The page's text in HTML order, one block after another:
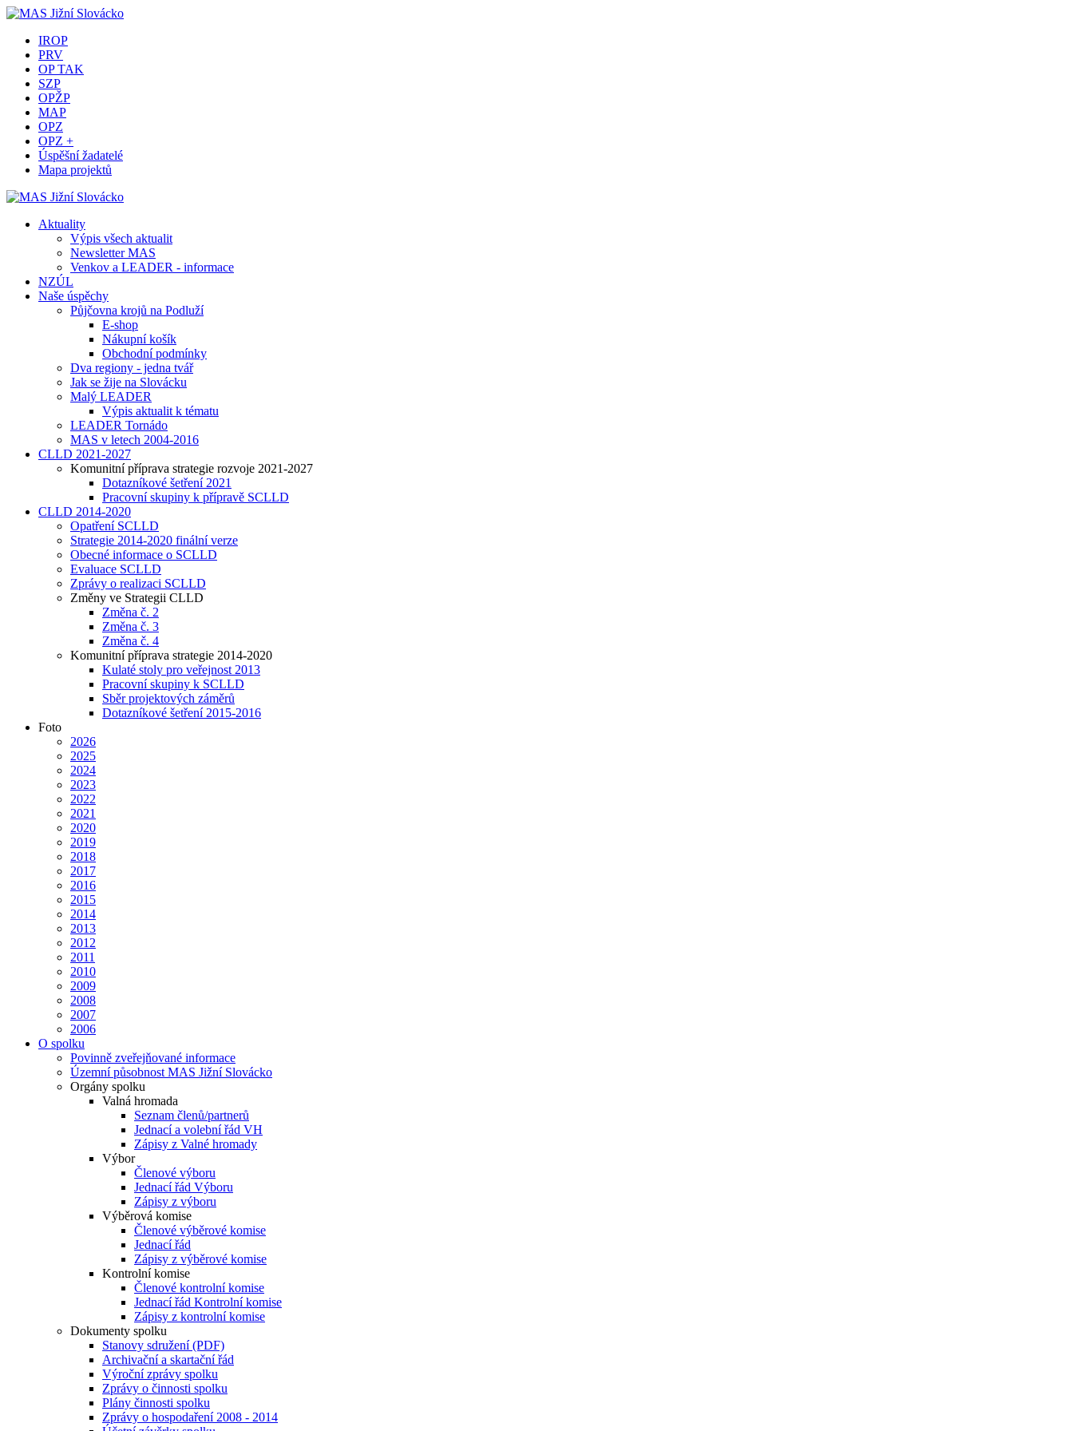
IROP
PRV
OP TAK
SZP
OPŽP
MAP
OPZ
OPZ +
Úspěšní žadatelé
Mapa projektů
Aktuality
Výpis všech aktualit
Newsletter MAS
Venkov a LEADER - informace
NZÚL
Naše úspěchy
Půjčovna krojů na Podluží
E-shop
Nákupní košík
Obchodní podmínky
Dva regiony - jedna tvář
Jak se žije na Slovácku
Malý LEADER
Výpis aktualit k tématu
LEADER Tornádo
MAS v letech 2004-2016
CLLD 2021-2027
Komunitní příprava strategie rozvoje 2021-2027
Dotazníkové šetření 2021
Pracovní skupiny k přípravě SCLLD
CLLD 2014-2020
Opatření SCLLD
Strategie 2014-2020 finální verze
Obecné informace o SCLLD
Evaluace SCLLD
Zprávy o realizaci SCLLD
Změny ve Strategii CLLD
Změna č. 2
Změna č. 3
Změna č. 4
Komunitní příprava strategie 2014-2020
Kulaté stoly pro veřejnost 2013
Pracovní skupiny k SCLLD
Sběr projektových záměrů
Dotazníkové šetření 2015-2016
Foto
2026
2025
2024
2023
2022
2021
2020
2019
2018
2017
2016
2015
2014
2013
2012
2011
2010
2009
2008
2007
2006
O spolku
Povinně zveřejňované informace
Územní působnost MAS Jižní Slovácko
Orgány spolku
Valná hromada
Seznam členů/partnerů
Jednací a volební řád VH
Zápisy z Valné hromady
Výbor
Členové výboru
Jednací řád Výboru
Zápisy z výboru
Výběrová komise
Členové výběrové komise
Jednací řád
Zápisy z výběrové komise
Kontrolní komise
Členové kontrolní komise
Jednací řád Kontrolní komise
Zápisy z kontrolní komise
Dokumenty spolku
Stanovy sdružení (PDF)
Archivační a skartační řád
Výroční zprávy spolku
Zprávy o činnosti spolku
Plány činnosti spolku
Zprávy o hospodaření 2008 - 2014